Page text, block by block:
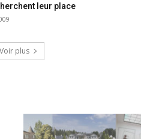
leur place
Voir plus